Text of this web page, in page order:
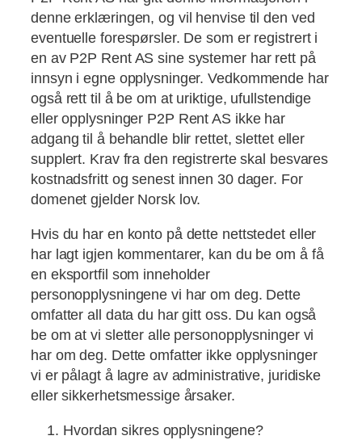
denne erklæringen, og vil henvise til den ved
eventuelle forespørsler. De som er registrert i
en av P2P Rent AS sine systemer har rett på
innsyn i egne opplysninger. Vedkommende har
også rett til å be om at uriktige, ufullstendige
eller opplysninger P2P Rent AS ikke har
adgang til å behandle blir rettet, slettet eller
supplert. Krav fra den registrerte skal besvares
kostnadsfritt og senest innen 30 dager. For
domenet gjelder Norsk lov.
Hvis du har en konto på dette nettstedet eller
har lagt igjen kommentarer, kan du be om å få
en eksportfil som inneholder
personopplysningene vi har om deg. Dette
omfatter all data du har gitt oss. Du kan også
be om at vi sletter alle personopplysninger vi
har om deg. Dette omfatter ikke opplysninger
vi er pålagt å lagre av administrative, juridiske
eller sikkerhetsmessige årsaker.
Hvordan sikres opplysningene?